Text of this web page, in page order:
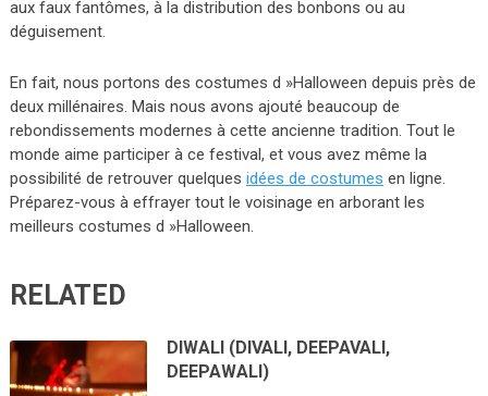
aux faux fantômes, à la distribution des bonbons ou au
déguisement.
En fait, nous portons des costumes d »Halloween depuis près de
deux millénaires. Mais nous avons ajouté beaucoup de
rebondissements modernes à cette ancienne tradition. Tout le
monde aime participer à ce festival, et vous avez même la
possibilité de retrouver quelques idées de costumes en ligne.
Préparez-vous à effrayer tout le voisinage en arborant les
meilleurs costumes d »Halloween.
RELATED
DIWALI (DIVALI, DEEPAVALI,
DEEPAWALI)